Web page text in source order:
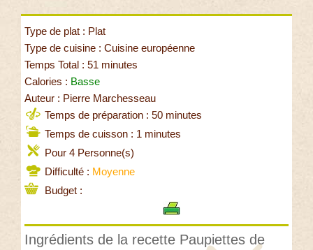
Type de plat : Plat
Type de cuisine : Cuisine européenne
Temps Total : 51 minutes
Calories : Basse
Auteur : Pierre Marchesseau
Temps de préparation : 50 minutes
Temps de cuisson : 1 minutes
Pour 4 Personne(s)
Difficulté : Moyenne
Budget :
Ingrédients de la recette Paupiettes de